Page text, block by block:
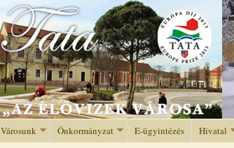
Városunk Önkormányzat E-ügyintézés Hivatal